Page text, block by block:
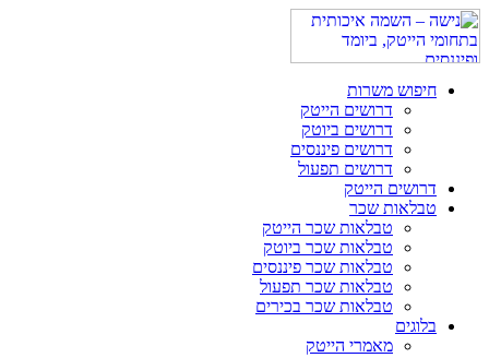
חיפוש משרות
דרושים הייטק
דרושים ביוטק
דרושים פיננסים
דרושים תפעול
דרושים הייטק
טבלאות שכר
טבלאות שכר הייטק
טבלאות שכר ביוטק
טבלאות שכר פיננסים
טבלאות שכר תפעול
טבלאות שכר בכירים
בלוגים
מאמרי הייטק